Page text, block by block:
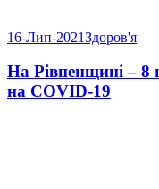
16-Лип-2021Здоров'я
На Рівненщині – 8
на COVID-19